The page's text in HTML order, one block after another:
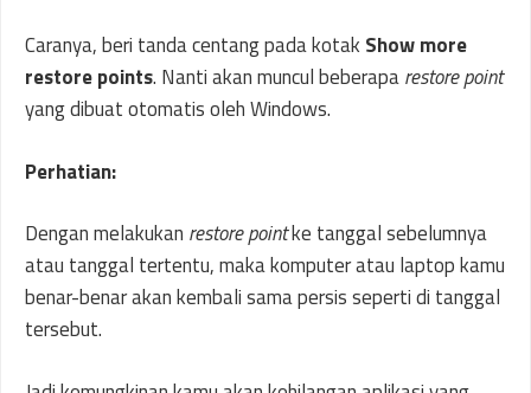
Caranya, beri tanda centang pada kotak Show more
restore points. Nanti akan muncul beberaparestore point
yang dibuat otomatis oleh Windows.
Perhatian:
Dengan melakukan restore pointke tanggal sebelumnya
atau tanggal tertentu, maka komputer atau laptop kamu
benar-benar akan kembali sama persis seperti di tanggal
tersebut.